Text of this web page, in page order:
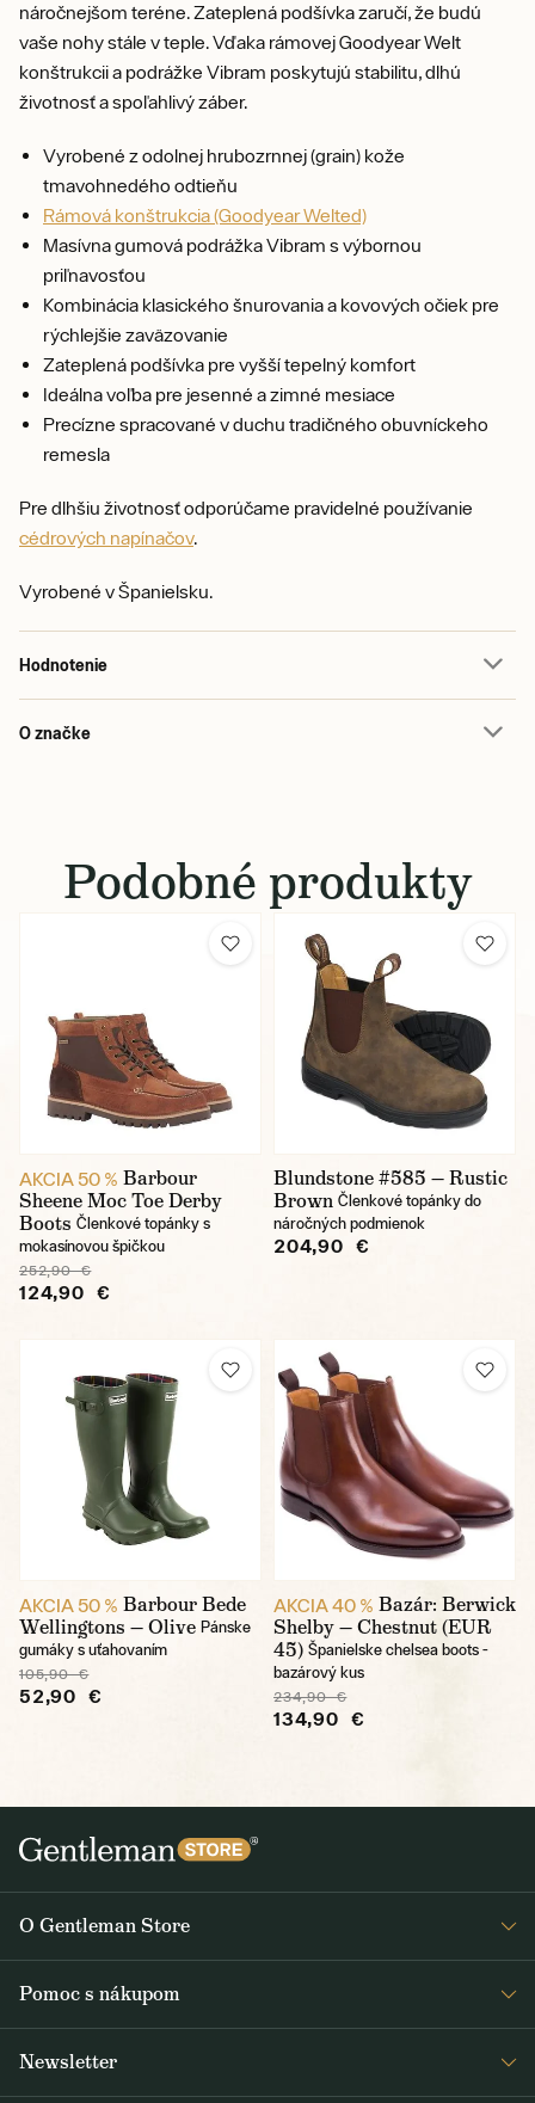
náročnejšom teréne. Zateplená podšívka zaručí, že budú
vaše nohy stále v teple. Vďaka rámovej Goodyear Welt
konštrukcii a podrážke Vibram poskytujú stabilitu, dlhú
životnosť a spoľahlivý záber.
Vyrobené z odolnej hrubozrnnej (grain) kože
tmavohnedého odtieňu
Rámová konštrukcia (Goodyear Welted)
Masívna gumová podrážka Vibram s výbornou
priľnavosťou
Kombinácia klasického šnurovania a kovových očiek pre
rýchlejšie zaväzovanie
Zateplená podšívka pre vyšší tepelný komfort
Ideálna voľba pre jesenné a zimné mesiace
Precízne spracované v duchu tradičného obuvníckeho
remesla
Pre dlhšiu životnosť odporúčame pravidelné používanie
cédrových napínačov.
Vyrobené v Španielsku.
Hodnotenie
O značke
Podobné produkty
AKCIA 50 % Barbour
Sheene Moc Toe Derby
Boots Členkové topánky s
mokasínovou špičkou
252,90 €
124,90 €
Blundstone #585 — Rustic
Brown Členkové topánky do
náročných podmienok
204,90 €
AKCIA 50 % Barbour Bede
Wellingtons — Olive Pánske
gumáky s uťahovaním
105,90 €
52,90 €
AKCIA 40 % Bazár: Berwick
Shelby — Chestnut (EUR
45) Španielske chelsea boots -
bazárový kus
234,90 €
134,90 €
O Gentleman Store
Journal
Pomoc s nákupom
Newsletter